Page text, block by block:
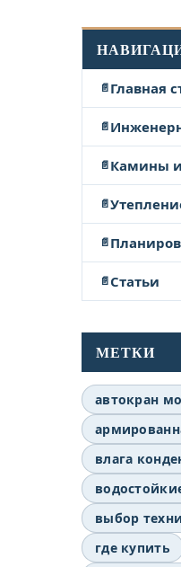
Главная
Камины
Статьи
МЕТКИ
автокран
влага
выбор
где купить